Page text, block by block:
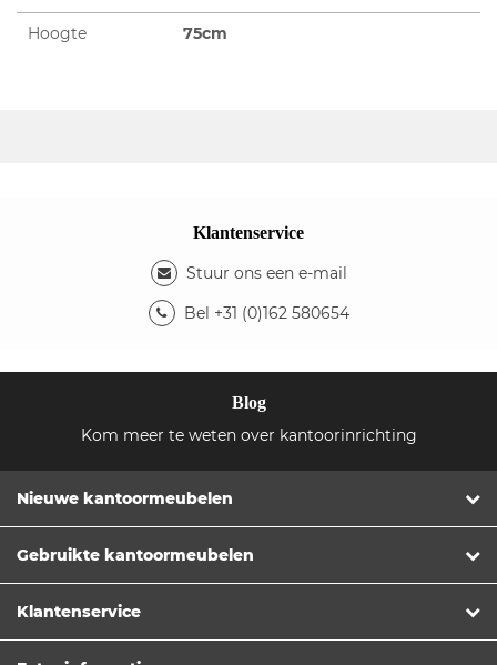
Hoogte 75cm
Klantenservice
Stuur ons een e-mail
Bel +31 (0)162 580654
Blog
Kom meer te weten over kantoorinrichting
Nieuwe kantoormeubelen
Gebruikte kantoormeubelen
Klantenservice